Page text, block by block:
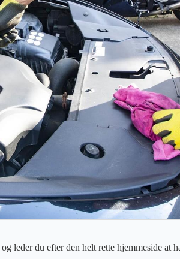
leder du efter den helt rette hjemmeside at